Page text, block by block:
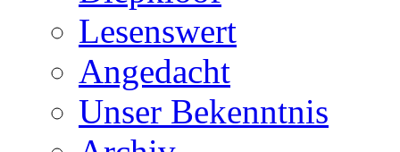
Lesenswert
Angedacht
Unser Bekenntnis